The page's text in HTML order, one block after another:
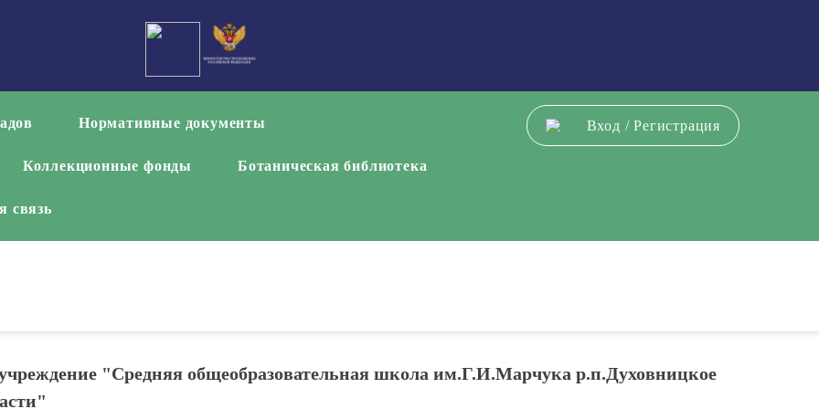
Нормативные документы
Коллекционные фонды Ботаническая библиотека
связь
Вход /Регистрация
"Средняя общеобразовательная школа им.Г.И.Марчука р.п.Духовницкое